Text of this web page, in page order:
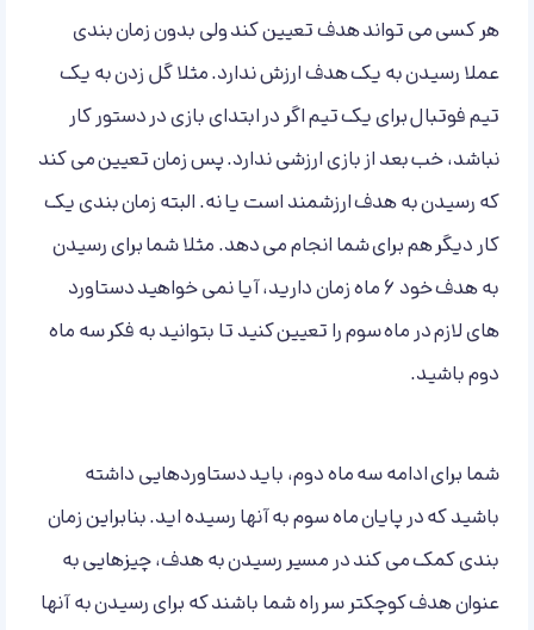
هر کسی می تواند هدف تعیین کند ولی بدون زمان بندی
عملا رسیدن به یک هدف ارزش ندارد. مثلا گل زدن به یک
تیم فوتبال برای یک تیم اگر در ابتدای بازی در دستور کار
نباشد، خب بعد از بازی ارزشی ندارد. پس زمان تعیین می کند
که رسیدن به هدف ارزشمند است یا نه. البته زمان بندی یک
کار دیگر هم برای شما انجام می دهد. مثلا شما برای رسیدن
به هدف خود 6 ماه زمان دارید، آیا نمی خواهید دستاورد
های لازم در ماه سوم را تعیین کنید تا بتوانید به فکر سه ماه
دوم باشید.
شما برای ادامه سه ماه دوم، باید دستاوردهایی داشته
باشید که در پایان ماه سوم به آنها رسیده اید. بنابراین زمان
بندی کمک می کند در مسیر رسیدن به هدف، چیزهایی به
عنوان هدف کوچکتر سر راه شما باشند که برای رسیدن به آنها